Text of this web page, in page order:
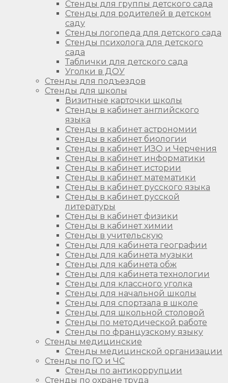
Стенды для группы детского сада
Стенды для родителей в детском
саду
Стенды логопеда для детского сада
Стенды психолога для детского
сада
Таблички для детского сада
Уголки в ДОУ
Стенды для подъездов
Стенды для школы
Визитные карточки школы
Стенды в кабинет английского
языка
Стенды в кабинет астрономии
Стенды в кабинет биологии
Стенды в кабинет ИЗО и Черчения
Стенды в кабинет информатики
Стенды в кабинет истории
Стенды в кабинет математики
Стенды в кабинет русского языка
Стенды в кабинет русской
литературы
Стенды в кабинет физики
Стенды в кабинет химии
Стенды в учительскую
Стенды для кабинета географии
Стенды для кабинета музыки
Стенды для кабинета обж
Стенды для кабинета технологии
Стенды для классного уголка
Стенды для начальной школы
Стенды для спортзала в школе
Стенды для школьной столовой
Стенды по методической работе
Стенды по французскому языку
Стенды медицинские
Стенды медицинской организации
Стенды по ГО и ЧС
Стенды по антикоррупции
Стенды по охране труда